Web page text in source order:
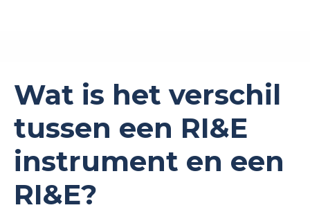
Wat is het verschil
tussen een RI&E
instrument en een
RI&E?